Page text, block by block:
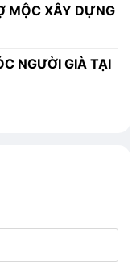
MỘC XÂY DỰNG
NGƯỜI GIÀ TẠI